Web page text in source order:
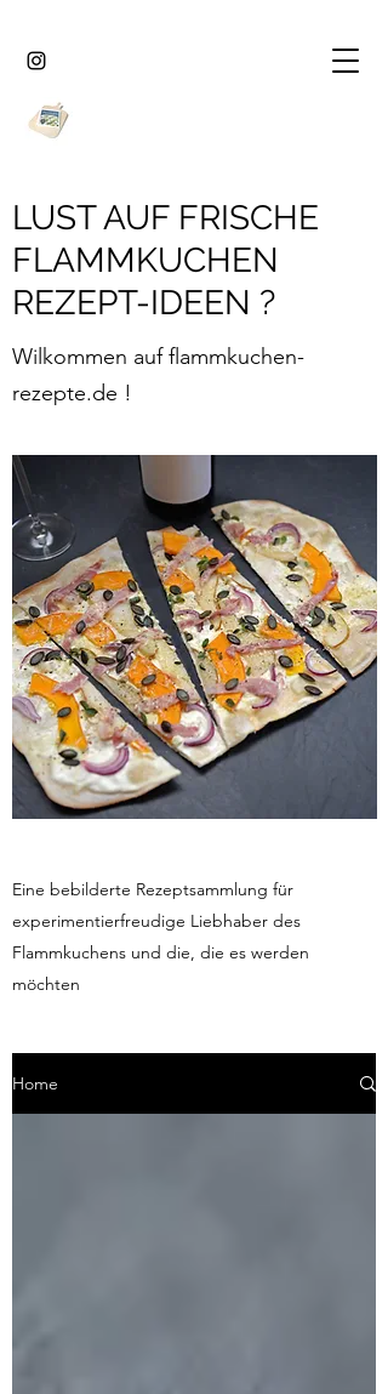
Home
LUST AUF FRISCHE
FLAMMKUCHEN
REZEPT-IDEEN ?
Wilkommen auf flammkuchen-
rezepte.de !
Eine bebilderte Rezeptsammlung für
experimentierfreudige Liebhaber des
Flammkuchens und die, die es werden
möchten